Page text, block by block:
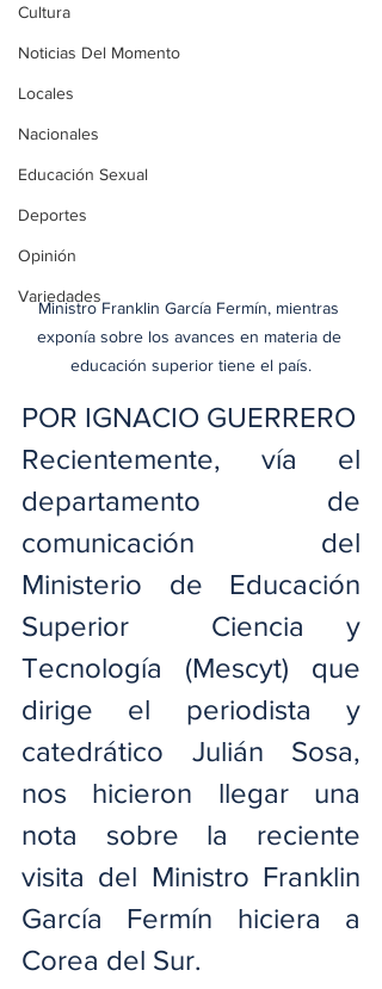
Cultura
Noticias Del Momento
Locales
Nacionales
Educación Sexual
Deportes
Opinión
Variedades
Ministro Franklin García Fermín, mientras
exponía sobre los avances en materia de
educación superior tiene el país.
POR IGNACIO GUERRERO
Recientemente, vía el
departamento de
comunicación del
Ministerio de Educación
Superior  Ciencia y
Tecnología (Mescyt) que
dirige el periodista y
catedrático Julián Sosa,
nos hicieron llegar una
nota sobre la reciente
visita del Ministro Franklin
García Fermín hiciera a
Corea del Sur.